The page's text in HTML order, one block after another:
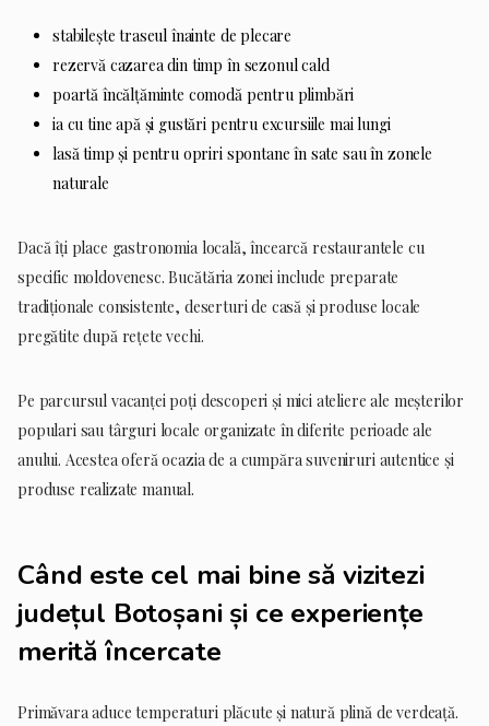
stabilește traseul înainte de plecare
rezervă cazarea din timp în sezonul cald
poartă încălțăminte comodă pentru plimbări
ia cu tine apă și gustări pentru excursiile mai lungi
lasă timp și pentru opriri spontane în sate sau în zonele
naturale
Dacă îți place gastronomia locală, încearcă restaurantele cu
specific moldovenesc. Bucătăria zonei include preparate
tradiționale consistente, deserturi de casă și produse locale
pregătite după rețete vechi.
Pe parcursul vacanței poți descoperi și mici ateliere ale meșterilor
populari sau târguri locale organizate în diferite perioade ale
anului. Acestea oferă ocazia de a cumpăra suveniruri autentice și
produse realizate manual.
Când este cel mai bine să vizitezi
județul Botoșani și ce experiențe
merită încercate
Primăvara aduce temperaturi plăcute și natură plină de verdeață.